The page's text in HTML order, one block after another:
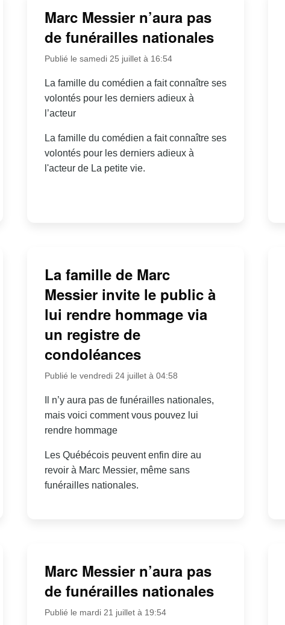
Marc Messier n’aura pas
de funérailles nationales
Publié le samedi 25 juillet à 16:54
La famille du comédien a fait connaître ses
volontés pour les derniers adieux à
l’acteur
La famille du comédien a fait connaître ses
volontés pour les derniers adieux à
l'acteur de La petite vie.
La famille de Marc
Messier invite le public à
lui rendre hommage via
un registre de
condoléances
Publié le vendredi 24 juillet à 04:58
Il n’y aura pas de funérailles nationales,
mais voici comment vous pouvez lui
rendre hommage
Les Québécois peuvent enfin dire au
revoir à Marc Messier, même sans
funérailles nationales.
Marc Messier n’aura pas
de funérailles nationales
Publié le mardi 21 juillet à 19:54